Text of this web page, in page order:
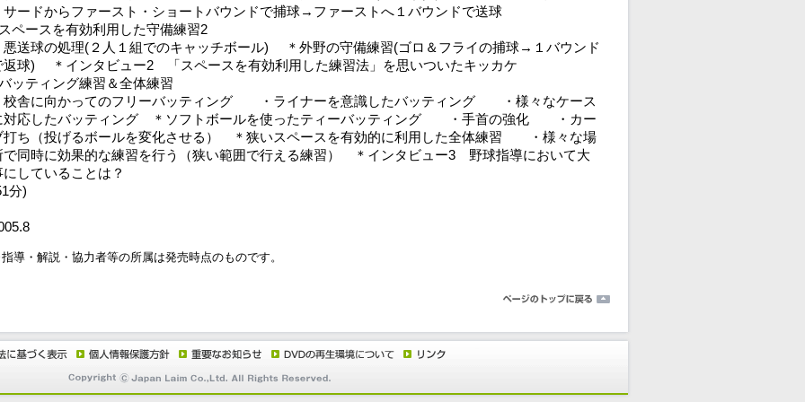
サードからファースト・ショートバウンドで捕球→ファーストへ１バウンドで送球
ペースを有効利用した守備練習2
悪送球の処理(２人１組でのキャッチボール) ＊外野の守備練習(ゴロ＆フライの捕球→１バウンド
返球) ＊インタビュー2 「スペースを有効利用した練習法」を思いついたキッカケ
ッティング練習＆全体練習
校舎に向かってのフリーバッティング ・ライナーを意識したバッティング ・様々なケース
対応したバッティング ＊ソフトボールを使ったティーバッティング ・手首の強化 ・カー
打ち（投げるボールを変化させる） ＊狭いスペースを有効的に利用した全体練習 ・様々な場
で同時に効果的な練習を行う（狭い範囲で行える練習） ＊インタビュー3 野球指導において大
にしていることは？
分)
導・解説・協力者等の所属は発売時点のものです。